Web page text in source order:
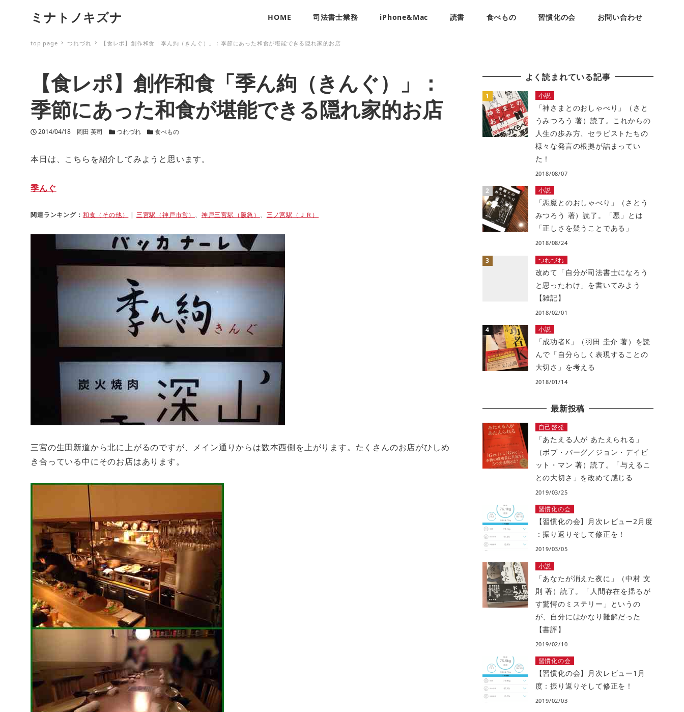
ミナトノキズナ HOME 司法書士業務 iPhone&Mac 読書 食べもの 習慣化の会 お問い合わせ
top page つれづれ 【食レポ】創作和食「季ん絇（きんぐ）」：季節にあった和食が堪能できる隠れ家的お店
【食レポ】創作和食「季ん絇（きんぐ）」：
季節にあった和食が堪能できる隠れ家的お店
投稿日
2014/04/18 著者
岡田 英司 カテゴリー
つれづれ カテゴリー
食べもの
本日は、こちらを紹介してみようと思います。
季んぐ
関連ランキング： 和食（その他） | 三宮駅（神戸市営） 、 神戸三宮駅（阪急） 、 三ノ宮駅（ＪＲ）
三宮の生田新道から北に上がるのですが、メイン通りからは数本西側を上がります。たくさんのお店がひしめ
き合っている中にそのお店はあります。
よく読まれている記事
小説
「神さまとのおしゃべり」（さと
うみつろう 著）読了。これからの
人生の歩み方、セラピストたちの
様々な発言の根拠が詰まってい
た！
2018/08/07
小説
「悪魔とのおしゃべり」（さとう
みつろう 著）読了。「悪」とは
「正しさを疑うことである」
2018/08/24
つれづれ
改めて「自分が司法書士になろう
と思ったわけ」を書いてみよう
【雑記】
2018/02/01
小説
「成功者K」（羽田 圭介 著）を読
んで「自分らしく表現することの
大切さ」を考える
2018/01/14
最新投稿
自己啓発
「あたえる人が あたえられる」
（ボブ・バーグ／ジョン・デイビ
ット・マン 著）読了。「与えるこ
との大切さ」を改めて感じる
2019/03/25
習慣化の会
【習慣化の会】月次レビュー2月度
：振り返りそして修正を！
2019/03/05
小説
「あなたが消えた夜に」（中村 文
則 著）読了。「人間存在を揺るが
す驚愕のミステリー」というの
が、自分にはかなり難解だった
【書評】
2019/02/10
習慣化の会
【習慣化の会】月次レビュー1月
度：振り返りそして修正を！
2019/02/03